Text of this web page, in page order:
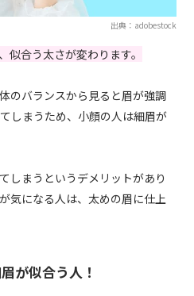
出典：adobestock
似合う太さが変わります。
のバランスから見ると眉が強調
しまうため、小顔の人は細眉が
しまうというデメリットがあり
気になる人は、太めの眉に仕上
が似合う人！